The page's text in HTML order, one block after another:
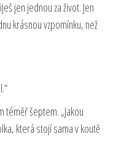
jen jednou za život. Jen
krásnou vzpomínku, než
téměř šeptem. „Jakou
která stojí sama v koutě